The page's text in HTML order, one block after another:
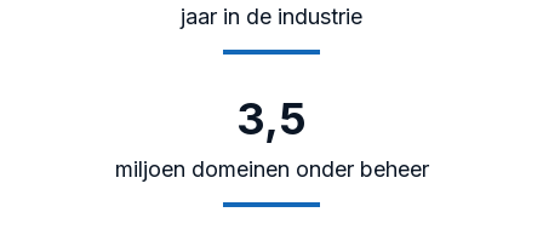
jaar in de industrie
3,5
miljoen domeinen onder beheer